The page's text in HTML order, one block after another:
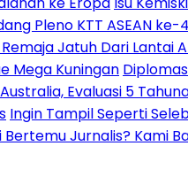
Pleno KTT ASEAN ke-
Jatuh Dari Lantai
Mega Kuningan
Evaluasi 5
Ingin Tampil Seperti
Bertemu Jurnalis? Kami